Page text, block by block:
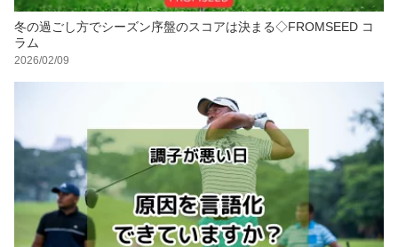
冬の過ごし方でシーズン序盤のスコアは決まる◇FROMSEED コ
ラム
2026/02/09